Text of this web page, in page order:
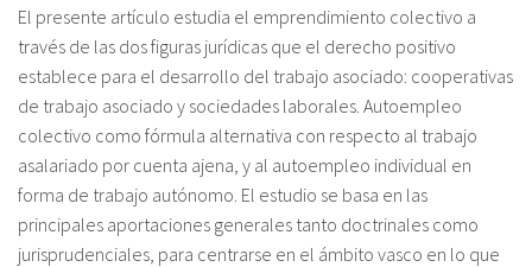
es
en
fr
El presente artículo estudia el emprendimiento colectivo a
través de las dos figuras jurídicas que el derecho positivo
establece para el desarrollo del trabajo asociado: cooperativas
de trabajo asociado y sociedades laborales. Autoempleo
colectivo como fórmula alternativa con respecto al trabajo
asalariado por cuenta ajena, y al autoempleo individual en
forma de trabajo autónomo. El estudio se basa en las
principales aportaciones generales tanto doctrinales como
jurisprudenciales, para centrarse en el ámbito vasco en lo que